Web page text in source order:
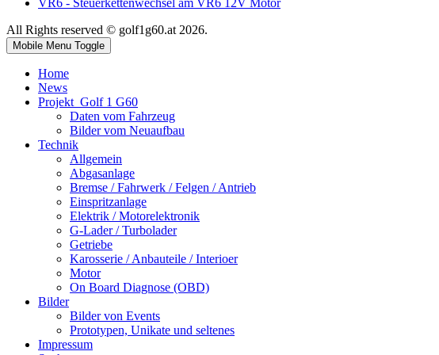
VR6 - Steuerkettenwechsel am VR6 12V Motor
All Rights reserved © golf1g60.at 2026.
Mobile Menu Toggle
Home
News
Projekt_Golf 1 G60
Daten vom Fahrzeug
Bilder vom Neuaufbau
Technik
Allgemein
Abgasanlage
Bremse / Fahrwerk / Felgen / Antrieb
Einspritzanlage
Elektrik / Motorelektronik
G-Lader / Turbolader
Getriebe
Karosserie / Anbauteile / Interioer
Motor
On Board Diagnose (OBD)
Bilder
Bilder von Events
Prototypen, Unikate und seltenes
Impressum